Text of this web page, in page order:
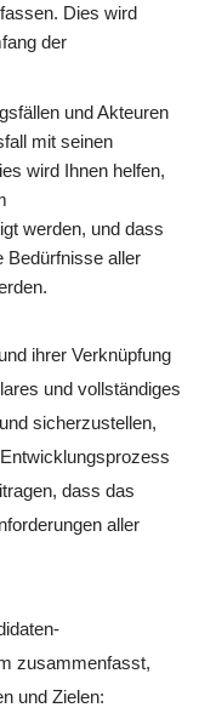
Dies wird
der
und Akteuren
mit seinen
wird Ihnen helfen,
werden, und dass
Bedürfnisse aller
ihrer Verknüpfung
und vollständiges
sicherzustellen,
dass das
aller
zusammenfasst,
und Zielen: